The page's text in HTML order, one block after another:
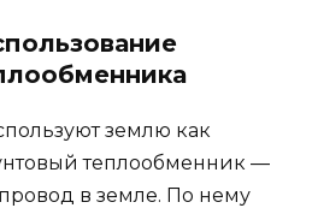
землю как
теплообменник —
в земле. По нему